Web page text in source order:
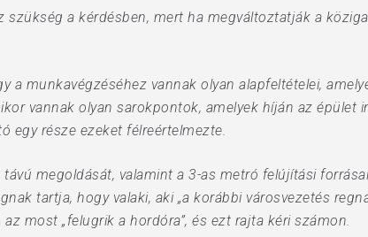
szükség a kérdésben, mert ha megváltoztatják a
munkavégzéséhez vannak olyan alapfeltételei,
vannak olyan sarokpontok, amelyek híján az épület
egy része ezeket félreértelmezte.
megoldását, valamint a 3-as metró felújítási
tartja, hogy valaki, aki „a korábbi városvezetés
most „felugrik a hordóra”, és ezt rajta kéri számon.